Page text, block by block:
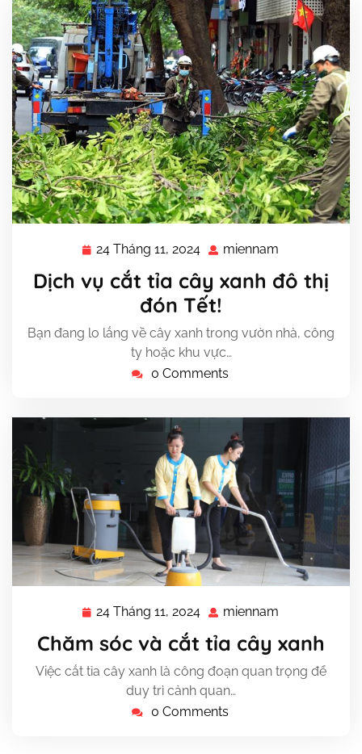
24 Tháng 11, 2024 24
11,
2024
miennam
Dịch vụ cắt tỉa cây xanh đô thị
đón Tết!
Bạn đang lo lắng về cây xanh trong vườn nhà, công
ty hoặc khu vực…
0 Comments
24 Tháng 11, 2024 24
Tháng
11,
2024
miennam
Chăm sóc và cắt tỉa cây xanh
Việc cắt tỉa cây xanh là công đoạn quan trọng để
duy trì cảnh quan…
0 Comments